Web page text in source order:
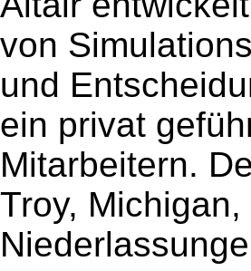
von
und
ein privat
Mitarbeitern.
Troy,